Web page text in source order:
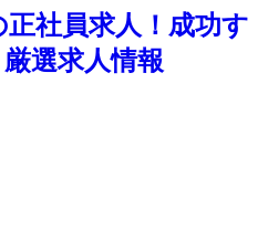
社員求人！成功す
選求人情報